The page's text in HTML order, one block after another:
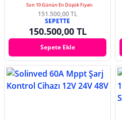
Son 10 Günün En Düşük Fiyatı
151.500,00 TL
SEPETTE
150.500,00 TL
Sepete Ekle